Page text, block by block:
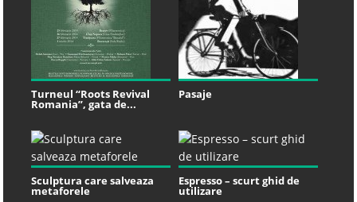
Turneul “Roots Revival
Romania”, gata de...
Pasaje
Sculptura care salveaza
metaforele
Espresso – scurt ghid de
utilizare